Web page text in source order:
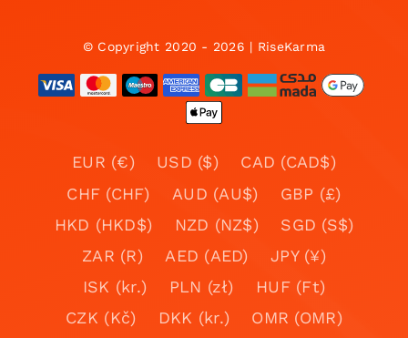
© Copyright 2020 - 2026 | RiseKarma
EUR (€) USD ($)
CAD (CAD$)
CHF (CHF)
AUD (AU$)
GBP (£)
HKD (HKD$)
NZD (NZ$)
SGD (S$)
ZAR (R)
AED (AED)
JPY (¥)
ISK (kr.)
PLN (zł)
HUF (Ft)
CZK (Kč)
DKK (kr.)
OMR (OMR)